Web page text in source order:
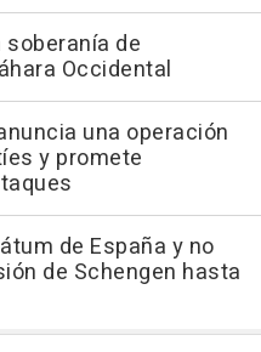
de
Occidental
una operación
y promete
de España y no
de Schengen hasta